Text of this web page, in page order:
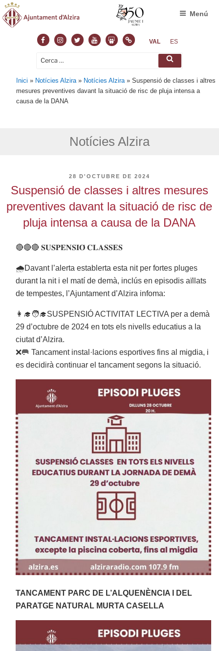
FacebookInstagram
TwitterYoutubeSlideshare
NormasVAL ES
Cerca: Cerca
Menú
Inici » Notícies Alzira » Notícies Alzira »Suspensió de classes i altres
mesures preventives davant la situació de risc de pluja intensa a
causa de la DANA
Notícies Alzira
PUBLICAT
28 D'OCTUBRE DE 2024
Suspensió de classes i altres mesures
preventives davant la situació de risc de
pluja intensa a causa de la DANA
🔴🔴🔴 𝐒𝐔𝐒𝐏𝐄𝐍𝐒𝐈𝐎́ 𝐂𝐋𝐀𝐒𝐒𝐄𝐒
🌧Davant l’alerta establerta esta nit per fortes pluges
durant la nit i el matí de demà, inclús en episodis aïllats
de tempestes, l’Ajuntament d’Alzira infoma:
👩‍🎓🧑‍🎓SUSPENSIÓ ACTIVITAT LECTIVA per a demà
29 d’octubre de 2024 en tots els nivells educatius a la
ciutat d’Alzira.
❌🥅 Tancament instal·lacions esportives fins al migdia, i
es decidirà continuar el tancament segons la situació.
TANCAMENT PARC DE L’ALQUENÈNCIA I DEL
PARATGE NATURAL MURTA CASELLA